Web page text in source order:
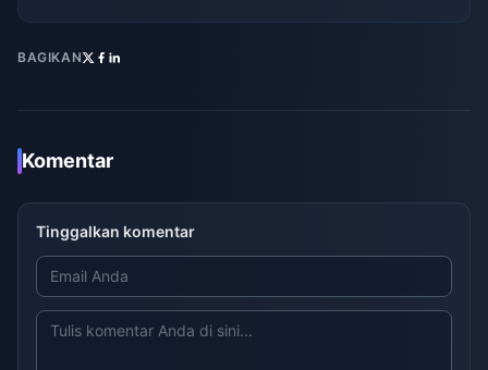
BAGIKAN
Komentar
Tinggalkan komentar